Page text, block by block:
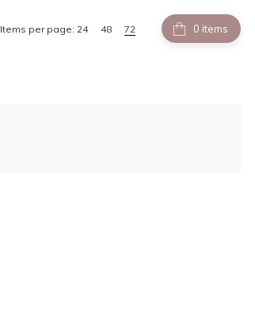
items
Items per page: 24 48 72